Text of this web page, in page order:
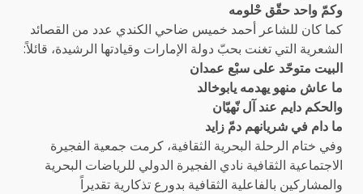
وكمّ واحد حقّق حْلومه
كما كان للشاعر أحمد خميس ضاحي الكندي عدد من القصائد
الشعرية التي تغنت بحبّ دولة الإمارات وقيادتها الرشيدة، قائلاً:
البيت متوحّد على سبْع عمدان
ما عاش منهو يهدمه يابوخالد
والحكم دايم عند آل نّهيّان
ما دام في شريانهم دمّ زايد
وفي ختام الرحلة البحرية الثقافية، كرمت جمعية الفجيرة
الاجتماعية الثقافية نادي الفجيرة الدولي للرياضات البحرية
والمشاركين بالفاعلية الثقافية بدورع تذكارية تقديراً